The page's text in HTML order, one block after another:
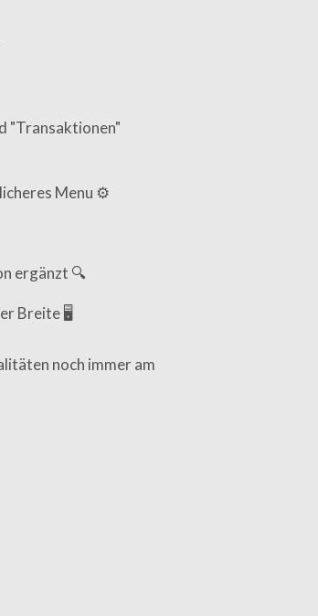
"Transaktionen"
Menu ⚙️
ergänzt 🔍
Breite 🖥️
noch immer am